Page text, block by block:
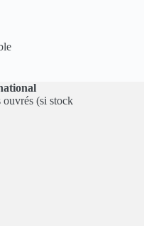
ouvrés (si stock